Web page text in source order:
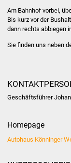
Am Bahnhof vorbei,
Bis kurz vor der
dann rechts abbiegen
Sie finden uns neben
Geschäftsführer
Homepage
Autohaus Könninger